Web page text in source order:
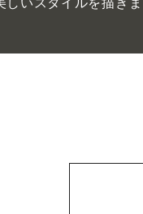
しいスタイルを描きま